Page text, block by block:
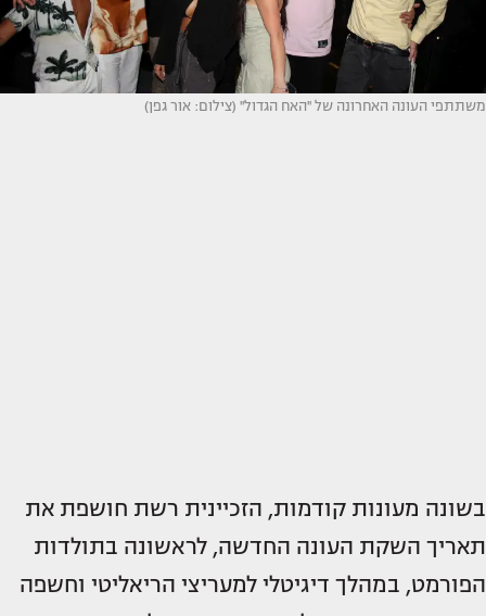
משתתפי העונה האחרונה של ''האח הגדול'' (צילום: אור גפן)
בשונה מעונות קודמות, הזכיינית רשת חושפת את
תאריך השקת העונה החדשה, לראשונה בתולדות
הפורמט, במהלך דיגיטלי למעריצי הריאליטי וחשפה